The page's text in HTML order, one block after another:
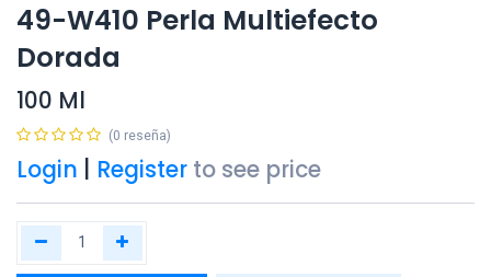
49-W410 Perla Multiefecto
Dorada
100 Ml
(0 reseña)
Login Register to see price